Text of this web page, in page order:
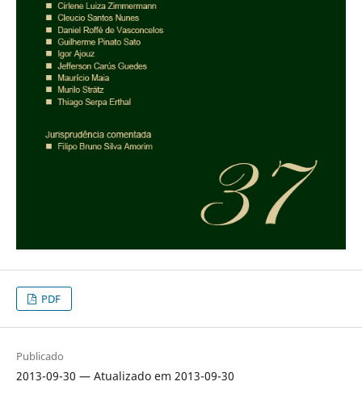
PDF
Publicado
2013-09-30 — Atualizado em 2013-09-30